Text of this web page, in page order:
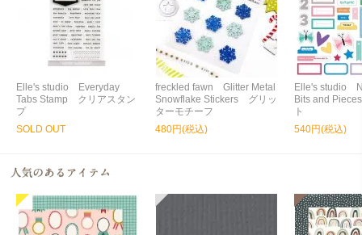
Elle's studio Everyday
Tabs Stamp クリアスタン
プ
SOLD OUT
freckled fawn Glitter Metal
Snowflake Stickers グリッ
ターモチーフ
480円(税込)
Elle's studio
Bits and
ト
540円(税込)